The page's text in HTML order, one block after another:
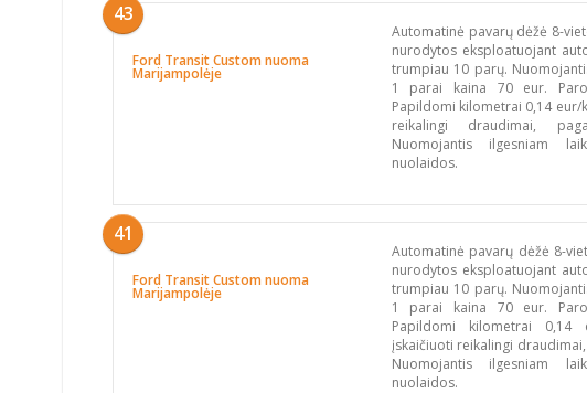
43
Ford Transit Custom nuoma
Marijampolėje
Automatinė pavarų dėžė 8-
nurodytos eksploatuojant
trumpiau 10 parų.
1 parai kaina 70 eur.
Papildomi kilometrai 0,14 eur/
reikalingi draudimai,
Nuomojantis ilgesniam
nuolaidos.
41
Ford Transit Custom nuoma
Marijampolėje
Automatinė pavarų dėžė 8-
nurodytos eksploatuojant
trumpiau 10 parų.
1 parai kaina 70 eur.
Papildomi kilometrai
įskaičiuoti reikalingi
Nuomojantis ilgesniam
nuolaidos.